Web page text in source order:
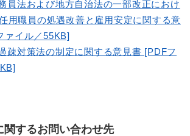
員法および地方自治法の一部改正におけ
用職員の処遇改善と雇用安定に関する意
ァイル／55KB]
疎対策法の制定に関する意見書 [PDFフ
関するお問い合わせ先